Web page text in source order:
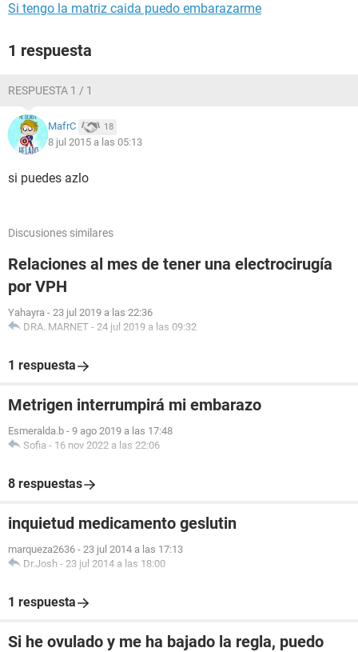
Si tengo la matriz caida puedo embarazarme
1 respuesta
RESPUESTA 1 / 1
MafrC 18
8 jul 2015 a las 05:13
si puedes azlo
Discusiones similares
Relaciones al mes de tener una electrocirugía
por VPH
Yahayra - 23 jul 2019 a las 22:36
DRA. MARNET - 24 jul 2019 a las 09:32
1 respuesta
Metrigen interrumpirá mi embarazo
Esmeralda.b - 9 ago 2019 a las 17:48
Sofia - 16 nov 2022 a las 22:06
8 respuestas
inquietud medicamento geslutin
marqueza2636 - 23 jul 2014 a las 17:13
Dr.Josh - 23 jul 2014 a las 18:00
1 respuesta
Si he ovulado y me ha bajado la regla, puedo